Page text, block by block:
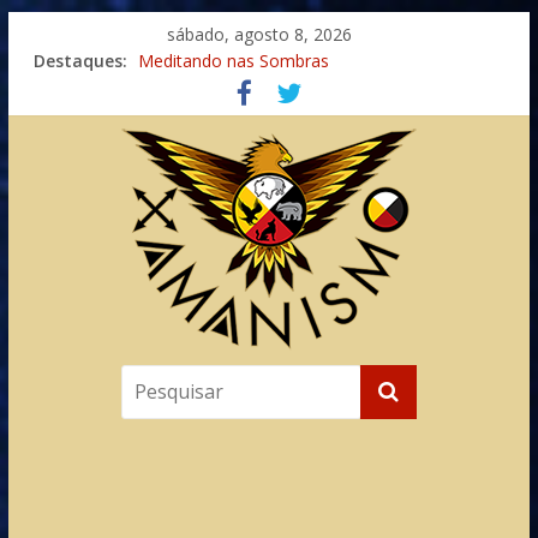
sábado, agosto 8, 2026
Destaques: Meditando nas Sombras
Autosuficiência: A Jornada do Espírito Ancestral
Xamanismo Universal
Totens – Caminho Espiritual – Crescimento
Imaginação na Cura